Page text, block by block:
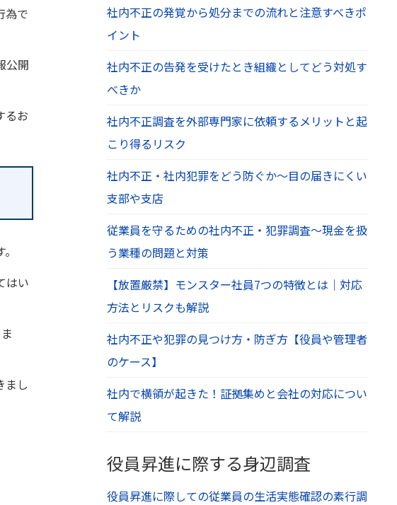
為で
公開
るお
はい
まし
社内不正の発覚から処分までの流れと注意すべきポ
イント
社内不正の告発を受けたとき組織としてどう対処す
べきか
社内不正調査を外部専門家に依頼するメリットと起
こり得るリスク
社内不正・社内犯罪をどう防ぐか～目の届きにくい
支部や支店
従業員を守るための社内不正・犯罪調査～現金を扱
う業種の問題と対策
【放置厳禁】モンスター社員7つの特徴とは｜対応
方法とリスクも解説
社内不正や犯罪の見つけ方・防ぎ方【役員や管理者
のケース】
社内で横領が起きた！証拠集めと会社の対応につい
て解説
役員昇進に際する身辺調査
役員昇進に際しての従業員の生活実態確認の素行調